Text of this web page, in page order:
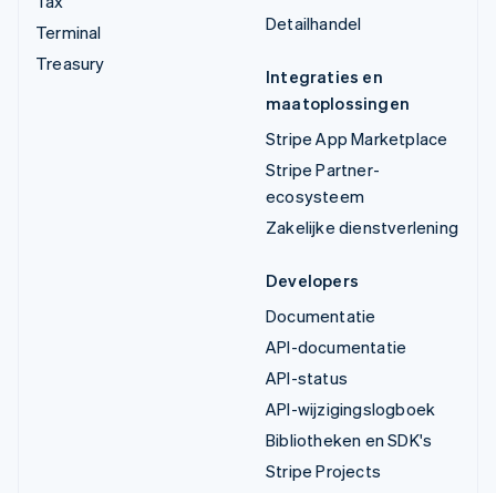
Terminal
Treasury
Detailhandel
Integraties en
maatoplossingen
Stripe App Marketplace
Stripe Partner-
ecosysteem
Zakelijke dienstverlening
Developers
Documentatie
API-documentatie
API-status
API-wijzigingslogboek
Bibliotheken en SDK's
Stripe Projects